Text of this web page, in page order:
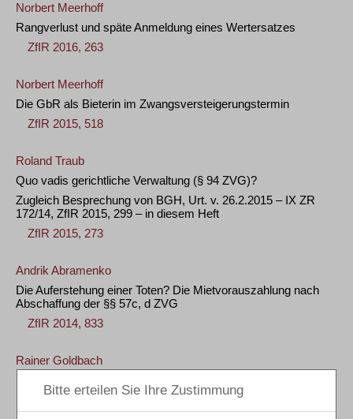
Norbert Meerhoff
Rangverlust und späte Anmeldung eines Wertersatzes
ZfIR 2016, 263
Norbert Meerhoff
Die GbR als Bieterin im Zwangsversteigerungstermin
ZfIR 2015, 518
Roland Traub
Quo vadis gerichtliche Verwaltung (§ 94 ZVG)?
Zugleich Besprechung von BGH, Urt. v. 26.2.2015 – IX ZR
172/14, ZfIR 2015, 299 – in diesem Heft
ZfIR 2015, 273
Andrik Abramenko
Die Auferstehung einer Toten? Die Mietvorauszahlung nach
Abschaffung der §§ 57c, d ZVG
ZfIR 2014, 833
Rainer Goldbach